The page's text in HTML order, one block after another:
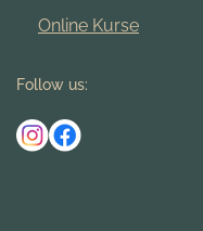
Online Kurse
Follow us: